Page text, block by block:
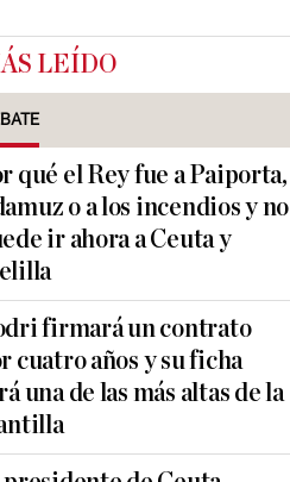
LEÍDO
qué el Rey fue a Paiporta,
o a los incendios y no
ir ahora a Ceuta y
firmará un contrato
cuatro años y su ficha
una de las más altas de la